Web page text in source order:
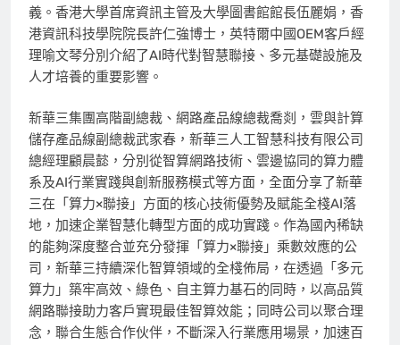
義。香港大學首席資訊主管及大學圖書館館長伍麗娟，香
港資訊科技學院院長許仁強博士，英特爾中國OEM客戶經
理喻文琴分別介紹了AI時代對智慧聯接、多元基礎設施及
人才培養的重要影響。
新華三集團高階副總裁、網路產品線總裁喬剡，雲與計算
儲存產品線副總裁武家春，新華三人工智慧科技有限公司
總經理顧晨懿，分別從智算網路技術、雲邊協同的算力體
系及AI行業實踐與創新服務模式等方面，全面分享了新華
三在「算力×聯接」方面的核心技術優勢及賦能全棧AI落
地，加速企業智慧化轉型方面的成功實踐。作為國內稀缺
的能夠深度整合並充分發揮「算力×聯接」乘數效應的公
司，新華三持續深化智算領域的全棧佈局，在透過「多元
算力」築牢高效、綠色、自主算力基石的同時，以高品質
網路聯接助力客戶實現最佳智算效能；同時公司以聚合理
念，聯合生態合作伙伴，不斷深入行業應用場景，加速百